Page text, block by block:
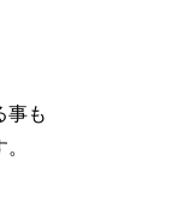
事も